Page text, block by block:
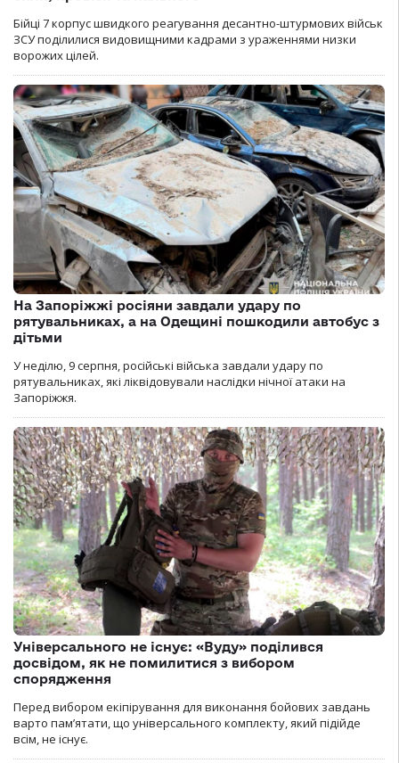
Бійці 7 корпус швидкого реагування десантно-штурмових військ
ЗСУ поділилися видовищними кадрами з ураженнями низки
ворожих цілей.
На Запоріжжі росіяни завдали удару по
рятувальниках, а на Одещині пошкодили автобус з
дітьми
У неділю, 9 серпня, російські війська завдали удару по
рятувальниках, які ліквідовували наслідки нічної атаки на
Запоріжжя.
Універсального не існує: «Вуду» поділився
досвідом, як не помилитися з вибором
спорядження
Перед вибором екіпірування для виконання бойових завдань
варто пам’ятати, що універсального комплекту, який підійде
всім, не існує.